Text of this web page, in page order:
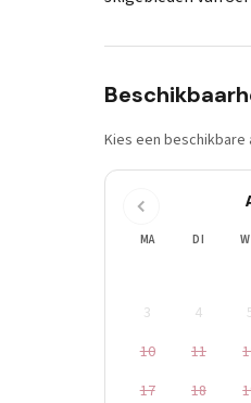
Kies een
MA DI
3
4
10
11
17
18